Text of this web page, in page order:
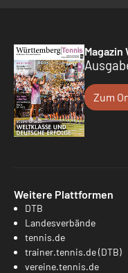
Zum
Weitere Plattformen
DTB
Landesverbände
tennis.de
trainer.tennis.de (DTB)
vereine.tennis.de